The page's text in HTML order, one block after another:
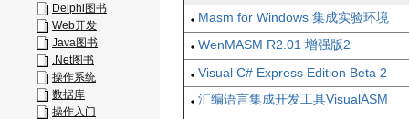
Delphi图书
Web开发
Java图书
.Net图书
操作系统
数据库
操作入门
Masm for Windows 集成实验环境
WenMASM R2.01 增强版2
Visual C# Express Edition Beta 2
汇编语言集成开发工具VisualASM